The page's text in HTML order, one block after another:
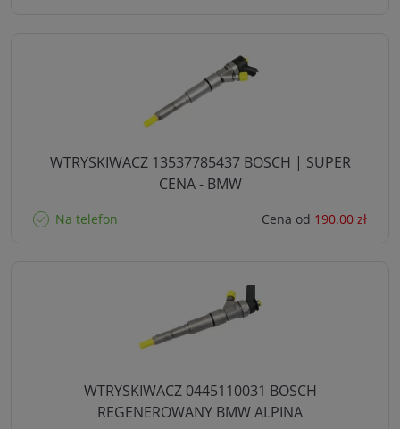
WTRYSKIWACZ 13537785437 BOSCH | SUPER
CENA - BMW
Na telefon Cena od 190.00 zł
WTRYSKIWACZ 0445110031 BOSCH
REGENEROWANY BMW ALPINA